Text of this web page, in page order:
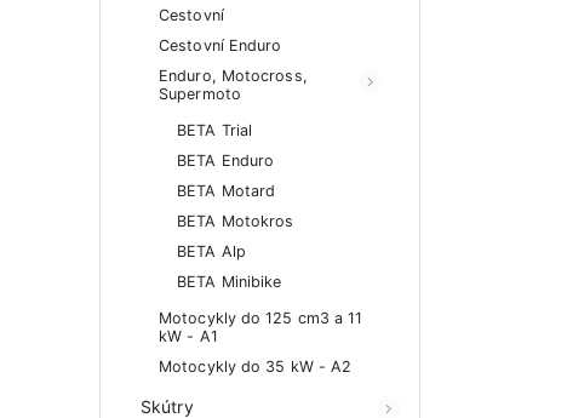
Cestovní
Cestovní Enduro
Enduro, Motocross,
Supermoto
BETA Trial
BETA Enduro
BETA Motard
BETA Motokros
BETA Alp
BETA Minibike
Motocykly do 125 cm3 a 11
kW - A1
Motocykly do 35 kW - A2
Skútry